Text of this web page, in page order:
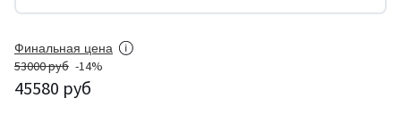
Финальная цена
53000 руб -14%
45580 руб